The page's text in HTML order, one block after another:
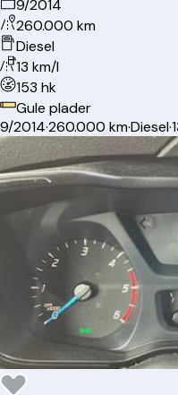
9/2014
260.000 km
Diesel
13 km/l
153 hk
Gule plader
9/2014·260.000 km·Diesel·